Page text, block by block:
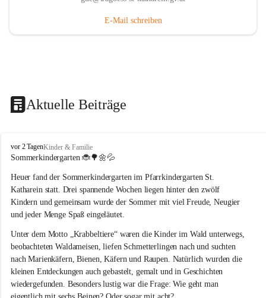
E-Mail schreiben
Aktuelle Beiträge
T
r
g
ö
ß
-
t
.
a
t
h
vor 2 TagenKinder & Familie
Sommerkindergarten 🐞🌳🌼💦
Heuer fand der Sommerkindergarten im Pfarrkindergarten St.
Katharein statt. Drei spannende Wochen liegen hinter den zwölf
Kindern und gemeinsam wurde der Sommer mit viel Freude, Neugier
und jeder Menge Spaß eingeläutet.
Unter dem Motto „Krabbeltiere“ waren die Kinder im Wald unterwegs,
beobachteten Waldameisen, liefen Schmetterlingen nach und suchten
nach Marienkäfern, Bienen, Käfern und Raupen. Natürlich wurden die
kleinen Entdeckungen auch gebastelt, gemalt und in Geschichten
wiedergefunden. Besonders lustig war die Frage: Wie geht man